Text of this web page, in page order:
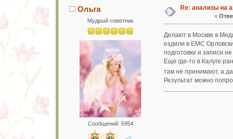
Ольга
Мудрый советник
Сообщений: 5954
Re: анализы на
«
Делают в Москве в
ездили в EMC
подготовки и записи
Ещё где-то в Калуге
там не принимают, а
Результат можно